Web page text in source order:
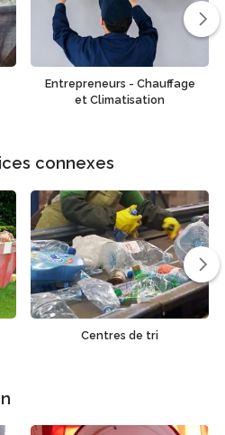
Entrepreneurs - Chauffage
et Climatisation
connexes
Centres de tri